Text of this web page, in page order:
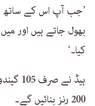
’جب آپ اس کے ساتھ
بھول جاتے ہیں اور
کیا۔‘
ہیڈ
200 رنز بنائیں گے۔